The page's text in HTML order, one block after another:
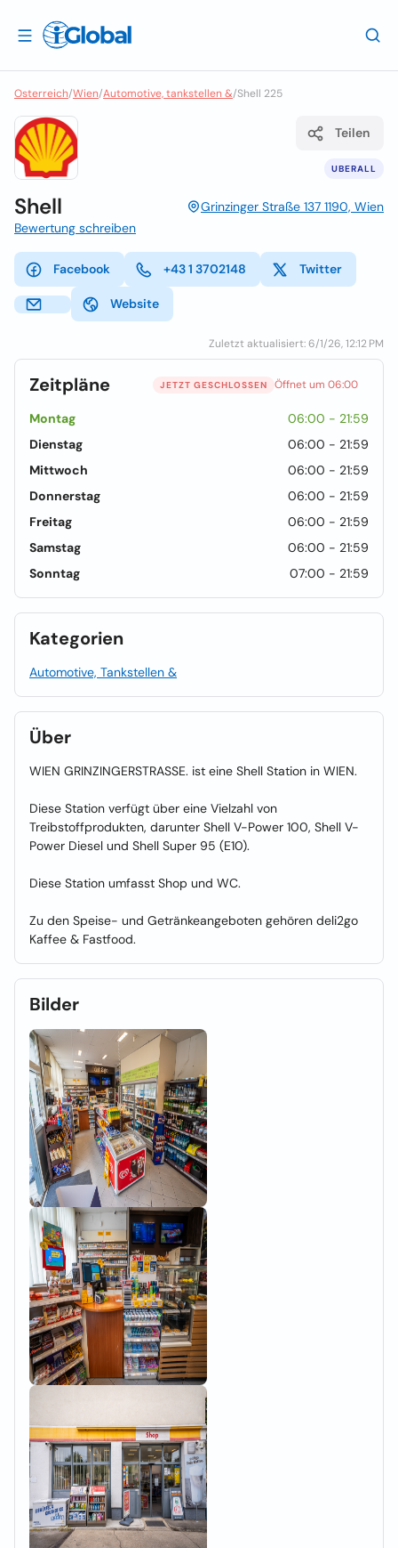
Osterreich/Wien/Automotive, tankstellen &/Shell 225
UBERALL
Teilen
Shell
Grinzinger Straße 137 1190, Wien
Bewertung schreiben
Facebook +43 1 3702148 Twitter
Website
Zuletzt aktualisiert: 6/1/26, 12:12 PM
Zeitpläne JETZT GESCHLOSSEN Öffnet um 06:00
Montag
06:00 - 21:59
Dienstag
06:00 - 21:59
Mittwoch
06:00 - 21:59
Donnerstag
06:00 - 21:59
Freitag
06:00 - 21:59
Samstag
06:00 - 21:59
Sonntag
07:00 - 21:59
Kategorien
Automotive, Tankstellen &
Über
WIEN GRINZINGERSTRASSE. ist eine Shell Station in WIEN.
Diese Station verfügt über eine Vielzahl von
Treibstoffprodukten, darunter Shell V-Power 100, Shell V-
Power Diesel und Shell Super 95 (E10).
Diese Station umfasst Shop und WC.
Zu den Speise- und Getränkeangeboten gehören deli2go
Kaffee & Fastfood.
Bilder